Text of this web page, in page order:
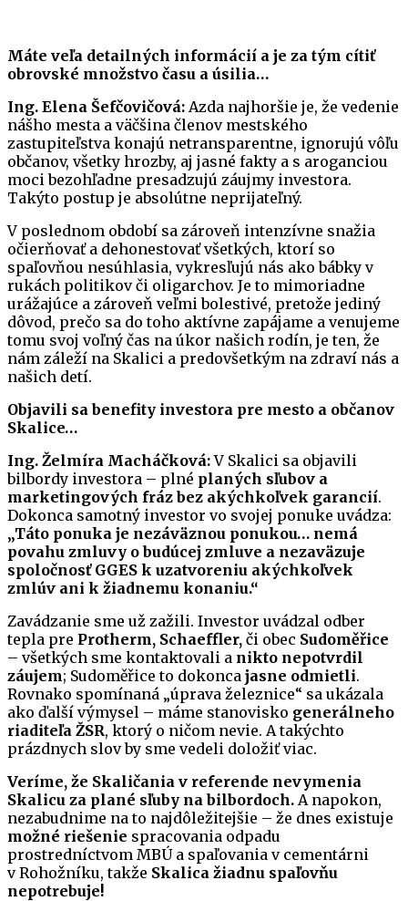
Máte veľa detailných informácií a je za tým cítiť
obrovské množstvo času a úsilia…
Ing. Elena Šefčovičová: Azda najhoršie je, že vedenie
nášho mesta a väčšina členov mestského
zastupiteľstva konajú netransparentne, ignorujú vôľu
občanov, všetky hrozby, aj jasné fakty a s aroganciou
moci bezohľadne presadzujú záujmy investora.
Takýto postup je absolútne neprijateľný.
V poslednom období sa zároveň intenzívne snažia
očierňovať a dehonestovať všetkých, ktorí so
spaľovňou nesúhlasia, vykresľujú nás ako bábky v
rukách politikov či oligarchov. Je to mimoriadne
urážajúce a zároveň veľmi bolestivé, pretože jediný
dôvod, prečo sa do toho aktívne zapájame a venujeme
tomu svoj voľný čas na úkor našich rodín, je ten, že
nám záleží na Skalici a predovšetkým na zdraví nás a
našich detí.
Objavili sa benefity investora pre mesto a občanov
Skalice…
Ing. Želmíra Macháčková:V Skalici sa objavili
bilbordy investora – plné planých sľubov a
marketingových fráz bez akýchkoľvek garancií.
Dokonca samotný investor vo svojej ponuke uvádza:
„Táto ponuka je nezáväznou ponukou… nemá
povahu zmluvy o budúcej zmluve a nezaväzuje
spoločnosť GGES k uzatvoreniu akýchkoľvek
zmlúv ani k žiadnemu konaniu.“
Zavádzanie sme už zažili. Investor uvádzal odber
tepla pre Protherm, Schaeffler, či obec Sudoměřice
– všetkých sme kontaktovali a nikto nepotvrdil
záujem; Sudoměřice to dokonca jasne odmietli.
Rovnako spomínaná „úprava železnice“ sa ukázala
ako ďalší výmysel – máme stanovisko generálneho
riaditeľa ŽSR, ktorý o ničom nevie. A takýchto
prázdnych slov by sme vedeli doložiť viac.
Veríme, že Skaličania v referende nevymenia
Skalicu za plané sľuby na bilbordoch. A napokon,
nezabudnime na to najdôležitejšie – že dnes existuje
možné riešenie spracovania odpadu
prostredníctvom MBÚ a spaľovania v cementárni
v Rohožníku, takže Skalica žiadnu spaľovňu
nepotrebuje!